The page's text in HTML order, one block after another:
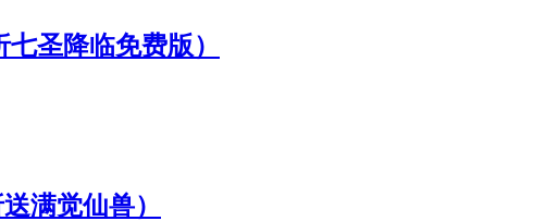
圣降临免费版）
满觉仙兽）